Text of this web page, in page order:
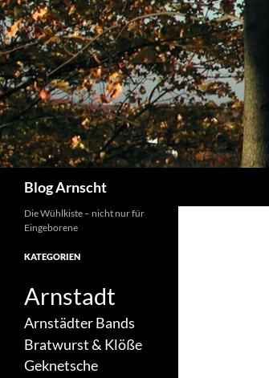
Zum
Inhalt
springen
Blog Arnscht
Die Wühlkiste – nicht nur für
Eingeborene
KATEGORIEN
Arnstadt
Arnstädter Bands
Bratwurst & Klöße
Geknetsche